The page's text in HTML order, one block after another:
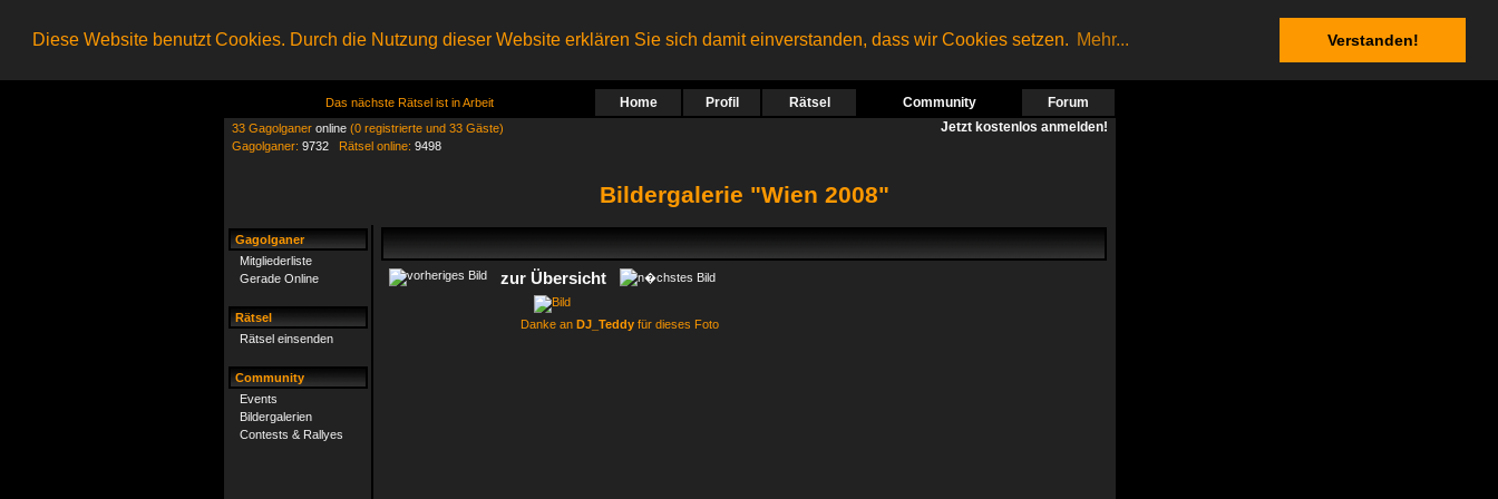
Diese Website benutzt Cookies. Durch die Nutzung dieser Website erklären Sie sich damit einverstanden, dass wir Cookies setzen. Mehr... Verstanden!
Das nächste Rätsel ist in Arbeit Home Profil Rätsel Community Forum
33 Gagolganer online (0 registrierte und 33 Gäste)
Gagolganer: 9732 Rätsel online: 9498
Jetzt kostenlos anmelden!
Bildergalerie "Wien 2008"
Gagolganer
Mitgliederliste
Gerade Online
Rätsel
Rätsel einsenden
Community
Events
Bildergalerien
Contests & Rallyes
zur Übersicht
Danke an DJ_Teddy für dieses Foto